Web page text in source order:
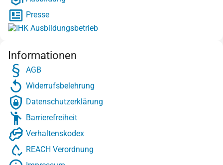
Presse
Informationen
AGB
Widerrufsbelehrung
Datenschutzerklärung
Barrierefreiheit
Verhaltenskodex
REACH Verordnung